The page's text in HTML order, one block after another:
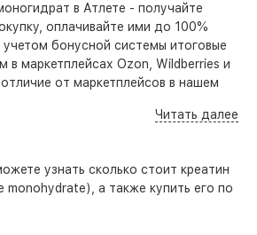
в Атлете - получайте
оплачивайте ими до 100%
бонусной системы итоговые
в маркетплейсах Ozon, Wildberries и
от маркетплейсов в нашем
безопасность приема и высокую
- специалист подберет под
оптимальный набор добавок
результата.
Читать далее
узнать сколько стоит креатин
а также купить его по